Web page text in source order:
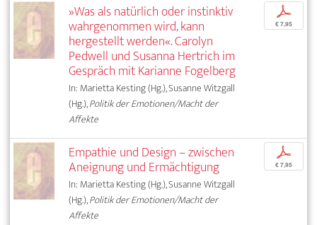
»Was als natürlich oder instinktiv
wahrgenommen wird, kann
hergestellt werden«. Carolyn
Pedwell und Susanna Hertrich im
Gespräch mit Karianne Fogelberg
In: Marietta Kesting (Hg.), Susanne Witzgall
(Hg.),Politik der Emotionen/Macht der
Affekte
p
€ 7,95
Empathie und Design – zwischen
Aneignung und Ermächtigung
In: Marietta Kesting (Hg.), Susanne Witzgall
(Hg.),Politik der Emotionen/Macht der
Affekte
p
€ 7,95